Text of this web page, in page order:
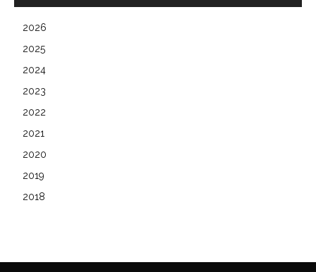
2026
2025
2024
2023
2022
2021
2020
2019
2018